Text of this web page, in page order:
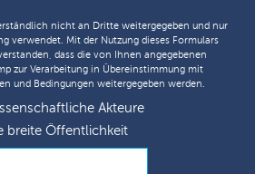
nicht an Dritte weitergegeben und nur
verwendet. Mit der Nutzung dieses Formulars
dass die von Ihnen angegebenen
zur Verarbeitung in Übereinstimmung mit
und Bedingungen weitergegeben werden.
Akteure
breite Öffentlichkeit